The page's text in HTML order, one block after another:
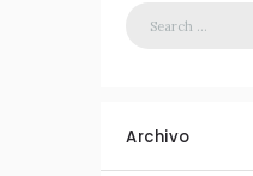
Archivo